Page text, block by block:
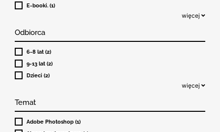
E-booki. (1)
więcej
Odbiorca
6-8 lat (2)
9-13 lat (2)
Dzieci (2)
więcej
Temat
Adobe Photoshop (1)